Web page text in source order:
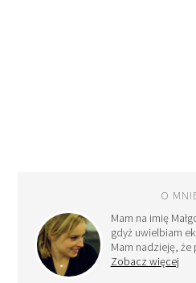
O
Mam na imię
gdyż uwielbiam
Mam nadzieję, że
Zobacz więcej